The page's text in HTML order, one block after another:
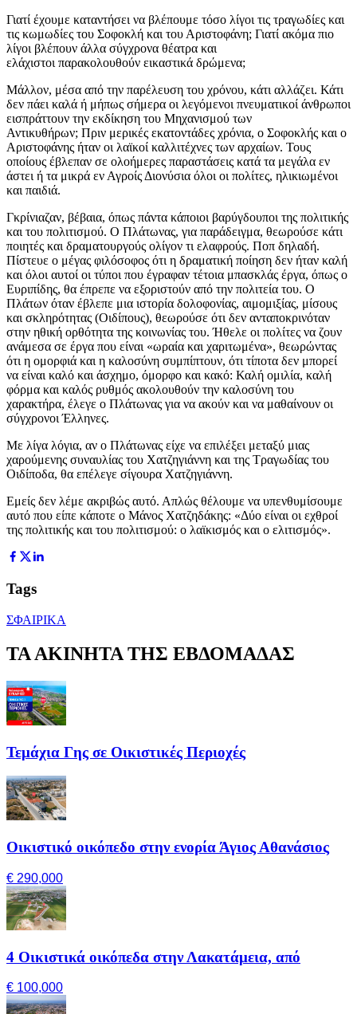
Γιατί έχουμε καταντήσει να βλέπουμε τόσο λίγοι τις τραγωδίες και
τις κωμωδίες του Σοφοκλή και του Αριστοφάνη; Γιατί ακόμα πιο
λίγοι βλέπουν άλλα σύγχρονα θέατρα και
ελάχιστοι παρακολουθούν εικαστικά δρώμενα;
Μάλλον, μέσα από την παρέλευση του χρόνου, κάτι αλλάζει. Κάτι
δεν πάει καλά ή μήπως σήμερα οι λεγόμενοι πνευματικοί άνθρωποι
εισπράττουν την εκδίκηση του Μηχανισμού των
Αντικυθήρων; Πριν μερικές εκατοντάδες χρόνια, ο Σοφοκλής και ο
Αριστοφάνης ήταν οι λαϊκοί καλλιτέχνες των αρχαίων. Τους
οποίους έβλεπαν σε ολοήμερες παραστάσεις κατά τα μεγάλα εν
άστει ή τα μικρά εν Αγροίς Διονύσια όλοι οι πολίτες, ηλικιωμένοι
και παιδιά.
Γκρίνιαζαν, βέβαια, όπως πάντα κάποιοι βαρύγδουποι της πολιτικής
και του πολιτισμού. Ο Πλάτωνας, για παράδειγμα, θεωρούσε κάτι
ποιητές και δραματουργούς ολίγον τι ελαφρούς. Ποπ δηλαδή.
Πίστευε ο μέγας φιλόσοφος ότι η δραματική ποίηση δεν ήταν καλή
και όλοι αυτοί οι τύποι που έγραφαν τέτοια μπασκλάς έργα, όπως ο
Ευριπίδης, θα έπρεπε να εξοριστούν από την πολιτεία του. Ο
Πλάτων όταν έβλεπε μια ιστορία δολοφονίας, αιμομιξίας, μίσους
και σκληρότητας (Οιδίπους), θεωρούσε ότι δεν ανταποκρινόταν
στην ηθική ορθότητα της κοινωνίας του. Ήθελε οι πολίτες να ζουν
ανάμεσα σε έργα που είναι «ωραία και χαριτωμένα», θεωρώντας
ότι η ομορφιά και η καλοσύνη συμπίπτουν, ότι τίποτα δεν μπορεί
να είναι καλό και άσχημο, όμορφο και κακό: Καλή ομιλία, καλή
φόρμα και καλός ρυθμός ακολουθούν την καλοσύνη του
χαρακτήρα, έλεγε ο Πλάτωνας για να ακούν και να μαθαίνουν οι
σύγχρονοι Έλληνες.
Με λίγα λόγια, αν ο Πλάτωνας είχε να επιλέξει μεταξύ μιας
χαρούμενης συναυλίας του Χατζηγιάννη και της Τραγωδίας του
Οιδίποδα, θα επέλεγε σίγουρα Χατζηγιάννη.
Εμείς δεν λέμε ακριβώς αυτό. Απλώς θέλουμε να υπενθυμίσουμε
αυτό που είπε κάποτε ο Μάνος Χατζηδάκης: «Δύο είναι οι εχθροί
της πολιτικής και του πολιτισμού: ο λαϊκισμός και ο ελιτισμός».
Tags
ΣΦΑΙΡΙΚΑ
ΤΑ ΑΚΙΝΗΤΑ ΤΗΣ ΕΒΔΟΜΑΔΑΣ
Τεμάχια Γης σε Οικιστικές Περιοχές
Οικιστικό οικόπεδο στην ενορία Άγιος Αθανάσιος
€ 290,000
4 Οικιστικά οικόπεδα στην Λακατάμεια, από
€ 100,000